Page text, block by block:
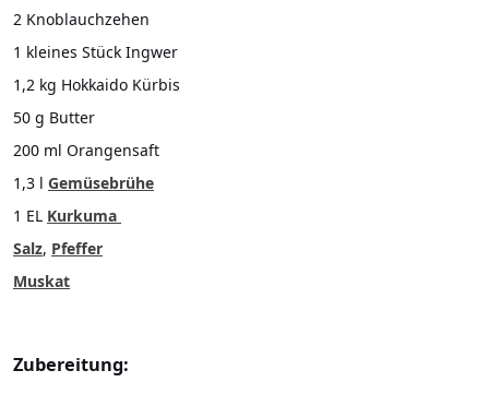
2 Knoblauchzehen
1 kleines Stück Ingwer
1,2 kg Hokkaido Kürbis
50 g Butter
200 ml Orangensaft
1,3 l Gemüsebrühe
1 EL Kurkuma
Salz, Pfeffer
Muskat
Zubereitung: